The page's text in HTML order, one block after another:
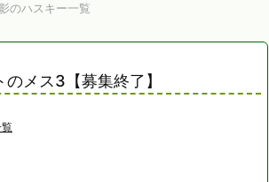
前へ
次へ
のハスキー一覧
メス3【募集終了】